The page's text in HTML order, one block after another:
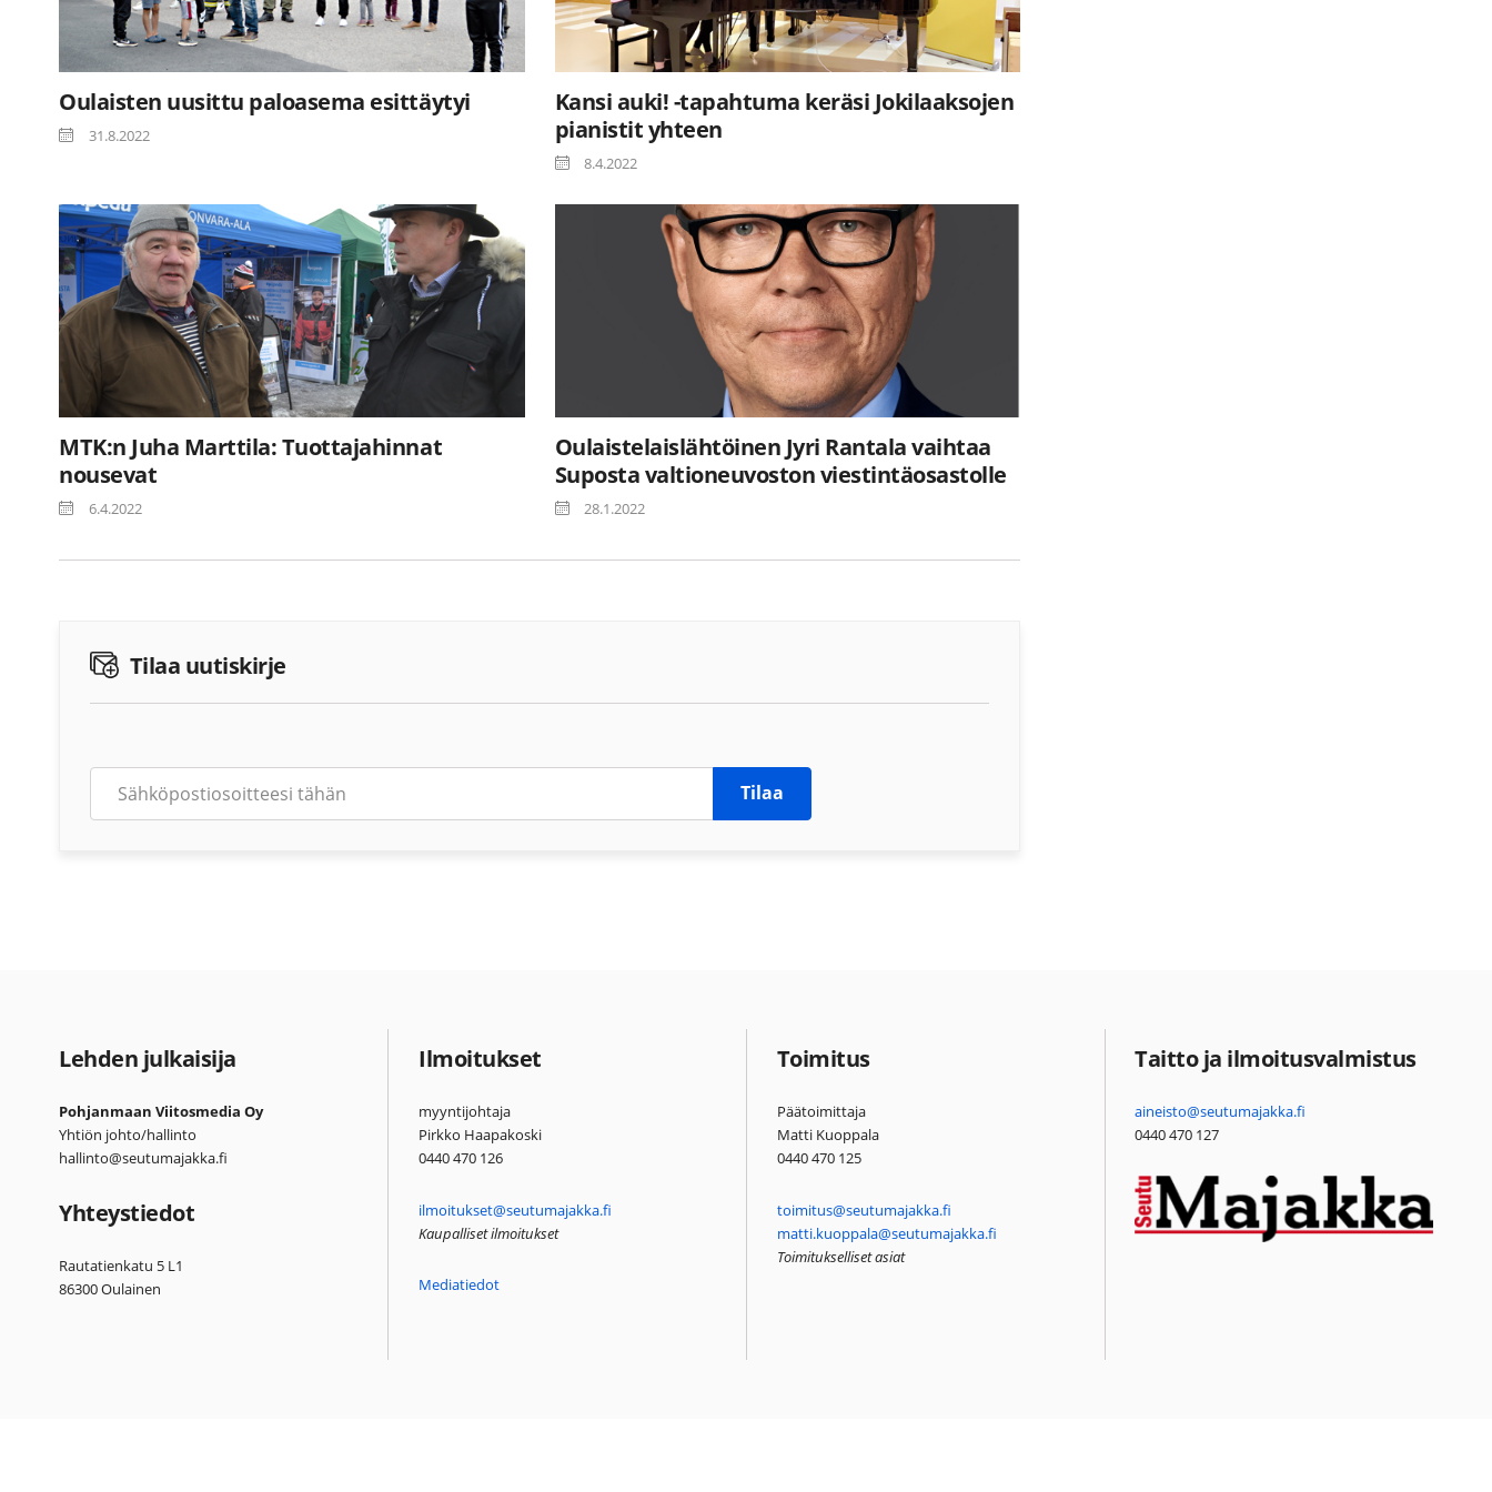
Oulaisten uusittu paloasema esittäytyi
31.8.2022
Kansi auki! -tapahtuma keräsi Jokilaaksojen
pianistit yhteen
8.4.2022
MTK:n Juha Marttila: Tuottajahinnat
nousevat
6.4.2022
Oulaistelaislähtöinen Jyri Rantala vaihtaa
Suposta valtioneuvoston viestintäosastolle
28.1.2022
Tilaa uutiskirje
Tilaa
Lehden julkaisija
Pohjanmaan Viitosmedia Oy
Yhtiön johto/hallinto
hallinto@seutumajakka.fi
Yhteystiedot
Rautatienkatu 5 L1
86300 Oulainen
Ilmoitukset
myyntijohtaja
Pirkko Haapakoski
0440 470 126
ilmoitukset@seutumajakka.fi
Kaupalliset ilmoitukset
Mediatiedot
Toimitus
Päätoimittaja
Matti Kuoppala
0440 470 125
toimitus@seutumajakka.fi
matti.kuoppala@seutumajakka.fi
Toimitukselliset asiat
Taitto ja ilmoitusvalmistus
aineisto@seutumajakka.fi
0440 470 127